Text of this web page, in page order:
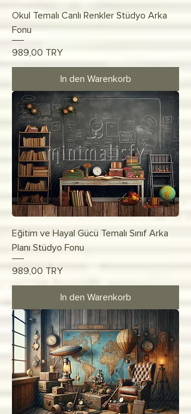
Okul Temalı Canlı Renkler Stüdyo Arka
Fonu
Preis
989,00 TRY
In den Warenkorb
Eğitim ve Hayal Gücü Temalı Sınıf Arka
Planı Stüdyo Fonu
Preis
989,00 TRY
In den Warenkorb